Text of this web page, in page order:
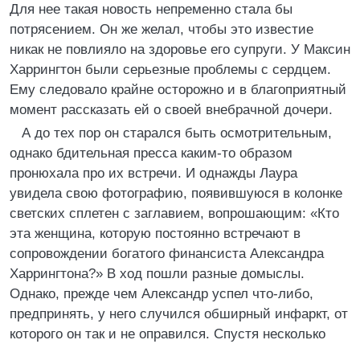
Для нее такая новость непременно стала бы
потрясением. Он же желал, чтобы это известие
никак не повлияло на здоровье его супруги. У Максин
Харрингтон были серьезные проблемы с сердцем.
Ему следовало крайне осторожно и в благоприятный
момент рассказать ей о своей внебрачной дочери.
А до тех пор он старался быть осмотрительным,
однако бдительная пресса каким-то образом
пронюхала про их встречи. И однажды Лаура
увидела свою фотографию, появившуюся в колонке
светских сплетен с заглавием, вопрошающим: «Кто
эта женщина, которую постоянно встречают в
сопровождении богатого финансиста Александра
Харрингтона?» В ход пошли разные домыслы.
Однако, прежде чем Александр успел что-либо,
предпринять, у него случился обширный инфаркт, от
которого он так и не оправился. Спустя несколько